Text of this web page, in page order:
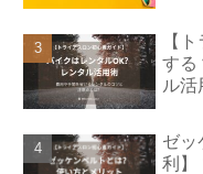
【
する
ル活
ゼッ
利】